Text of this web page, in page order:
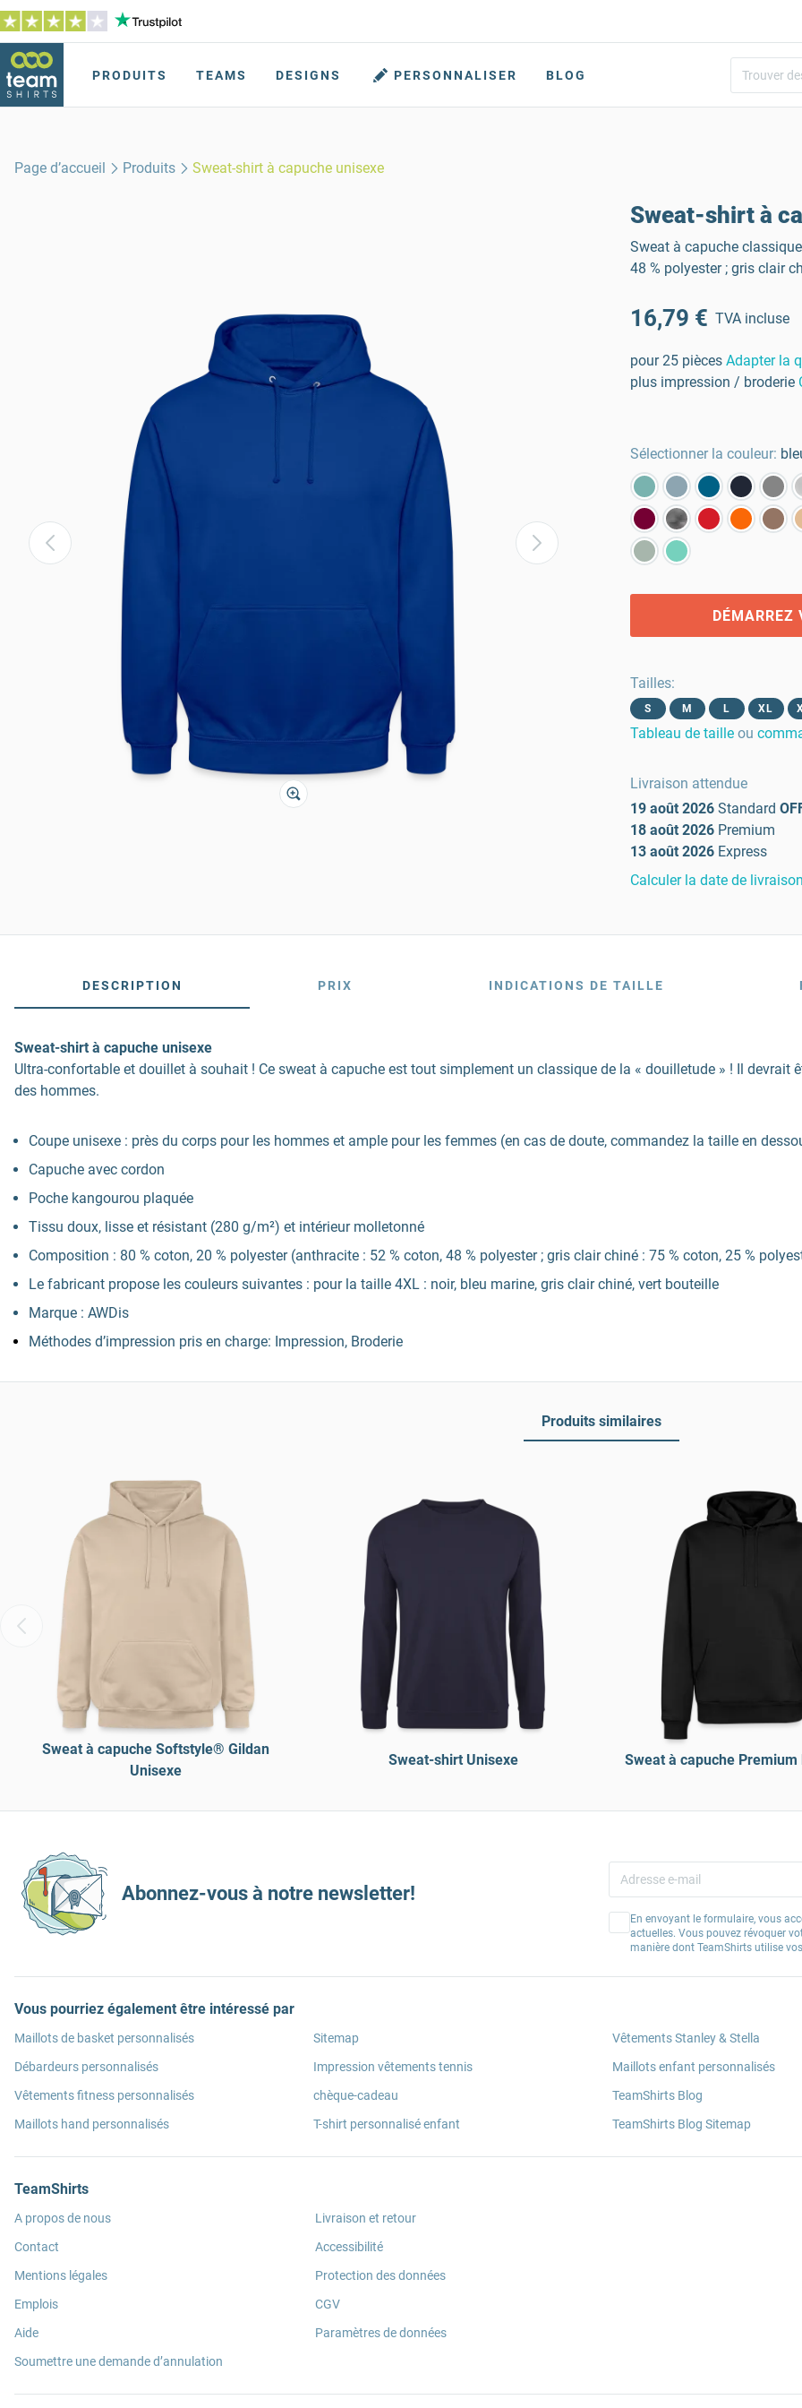
PRODUITS TEAMS DESIGNS PERSONNALISER BLOG
Page d’accueil Produits Sweat-shirt à capuche unisexe
Sweat-shirt à
Sweat à capuche
48 % polyester ; gris clair
16,79 € TVA incluse
pour 25 pièces Adapter la
plus impression / broderie
Sélectionner la couleur:
DÉMARREZ
Tailles:
S M L XL
Tableau de taille ou
Livraison attendue
19 août 2026 Standard
18 août 2026 Premium
13 août 2026 Express
Calculer la date de
DESCRIPTION PRIX INDICATIONS DE TAILLE
Sweat-shirt à capuche unisexe
Ultra-confortable et douillet à souhait ! Ce sweat à capuche est tout simplement un classique de la « douilletude » ! Il devrait
des hommes.
Coupe unisexe : près du corps pour les hommes et ample pour les femmes (en cas de doute, commandez la taille en
Capuche avec cordon
Poche kangourou plaquée
Tissu doux, lisse et résistant (280 g/m²) et intérieur molletonné
Composition : 80 % coton, 20 % polyester (anthracite : 52 % coton, 48 % polyester ; gris clair chiné : 75 % coton, 25 %
Le fabricant propose les couleurs suivantes : pour la taille 4XL : noir, bleu marine, gris clair chiné, vert bouteille
Marque : AWDis
Méthodes d’impression pris en charge: Impression, Broderie
Produits similaires
Sweat à capuche Softstyle® Gildan
Unisexe
Sweat-shirt Unisexe Sweat à capuche Premium
Abonnez-vous à notre newsletter!
En envoyant le formulaire, vous
actuelles. Vous pouvez révoquer
manière dont TeamShirts utilise
Vous pourriez également être intéressé par
Maillots de basket personnalisés
Débardeurs personnalisés
Vêtements fitness personnalisés
Maillots hand personnalisés
Sitemap
Impression vêtements tennis
chèque-cadeau
T-shirt personnalisé enfant
Vêtements Stanley & Stella
Maillots enfant personnalisés
TeamShirts Blog
TeamShirts Blog Sitemap
TeamShirts
A propos de nous
Contact
Mentions légales
Emplois
Aide
Soumettre une demande d’annulation
Livraison et retour
Accessibilité
Protection des données
CGV
Paramètres de données